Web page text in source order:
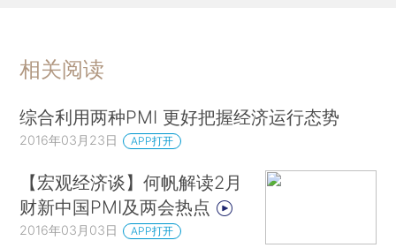
相关阅读
综合利用两种PMI 更好把握经济运行态势
2016年03月23日 APP打开
【宏观经济谈】何帆解读2月
财新中国PMI及两会热点
2016年03月03日 APP打开